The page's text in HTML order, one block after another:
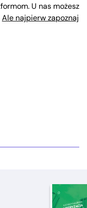
U nas możesz
Ale najpierw zapoznaj